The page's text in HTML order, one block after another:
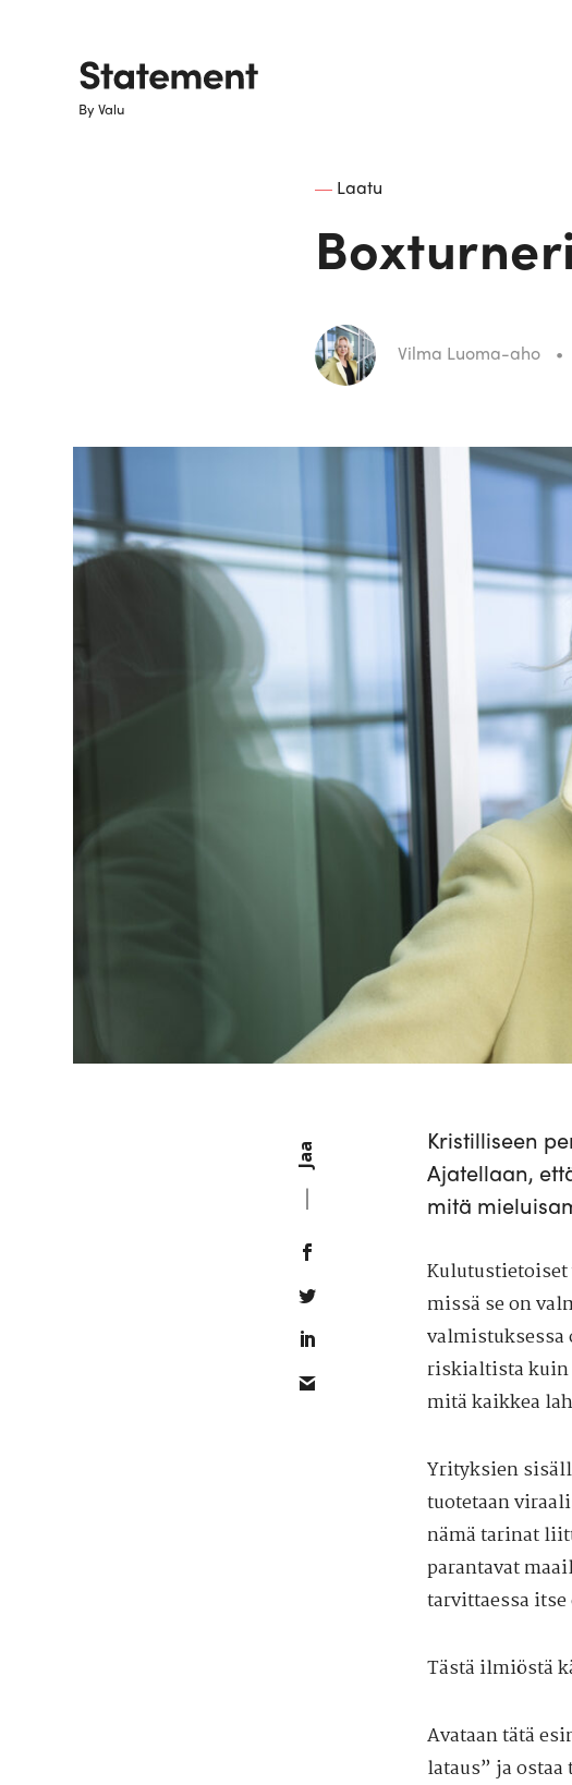
By Valu
Aiheet
Brändijournalismi
Copyright
Digimarkkinointi
Digistrategia
Frontend
Hakukoneet
Integraatiot
Julkaisujärjestelmät
Jälkimarkkinointi
Käyttöliittymä
Laatu
Vilma Luoma-aho
Kristilliseen
Ajatellaan,
mitä
missä se on
riskialtista kuin
mitä kaikkea
Yrityksien
tuotetaan
nämä tarinat
parantavat
tarvittaessa
Tästä ilmiöstä
Avataan tätä
lataus” ja
Jaa